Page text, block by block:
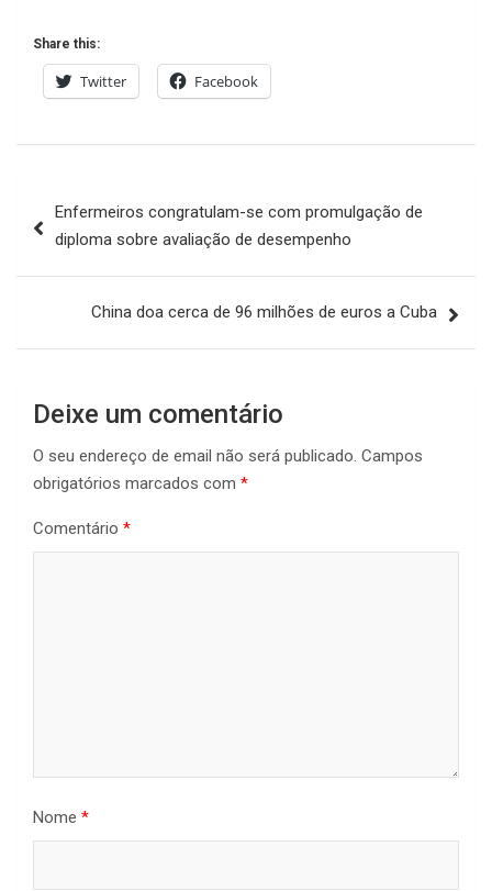
Share this:
Twitter Facebook
de
Enfermeiros congratulam-se com promulgação de
diploma sobre avaliação de desempenho
China doa cerca de 96 milhões de euros a Cuba
Deixe um comentário
O seu endereço de email não será publicado. Campos
obrigatórios marcados com *
Comentário *
Nome *